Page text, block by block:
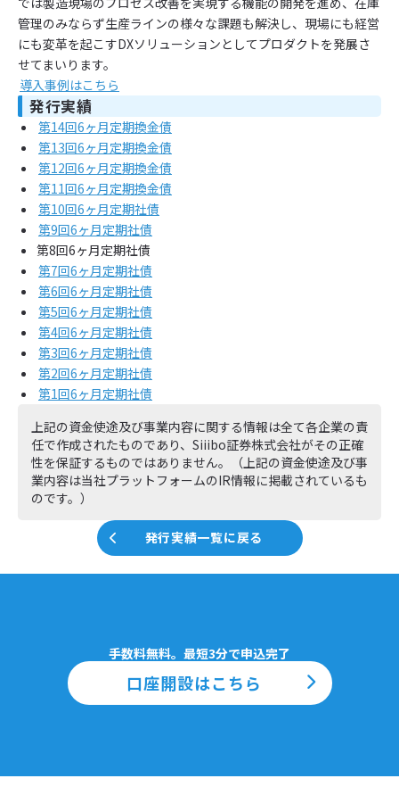
管理のみならず生産ラインの様々な課題も解決し、現場にも経営
にも変革を起こすDXソリューションとしてプロダクトを発展さ
せてまいります。
導入事例はこちら
発行実績
第14回6ヶ月定期換金債
第13回6ヶ月定期換金債
第12回6ヶ月定期換金債
第11回6ヶ月定期換金債
第10回6ヶ月定期社債
第9回6ヶ月定期社債
第8回6ヶ月定期社債
第7回6ヶ月定期社債
第6回6ヶ月定期社債
第5回6ヶ月定期社債
第4回6ヶ月定期社債
第3回6ヶ月定期社債
第2回6ヶ月定期社債
第1回6ヶ月定期社債
上記の資金使途及び事業内容に関する情報は全て各企業の責
任で作成されたものであり、Siiibo証券株式会社がその正確
性を保証するものではありません。（上記の資金使途及び事
業内容は当社プラットフォームのIR情報に掲載されているも
のです。）
発行実績一覧に戻る
手数料無料。最短3分で申込完了
口座開設はこちら